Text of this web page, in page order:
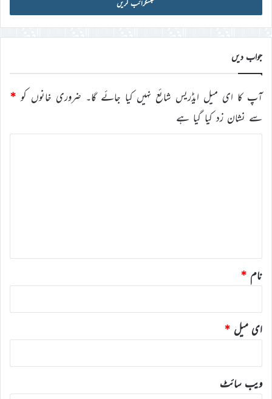
ڈی
درج
کریں
جواب دیں
آپ کا ای میل ایڈریس شائع نہیں کیا جائے گا۔ ضروری خانوں کو *
سے نشان زد کیا گیا ہے
نام *
ای میل *
ویب‌ سائٹ